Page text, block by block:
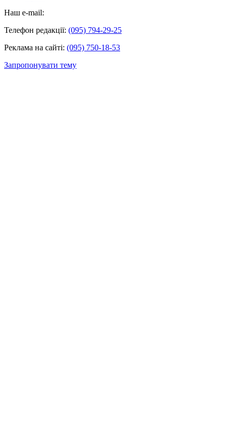
Наш e-mail:
Телефон редакції: (095) 794-29-25
Реклама на сайті: (095) 750-18-53
Запропонувати тему